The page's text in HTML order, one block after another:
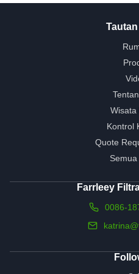
Wisata
Kontrol
Quote
Farrleey
0086-